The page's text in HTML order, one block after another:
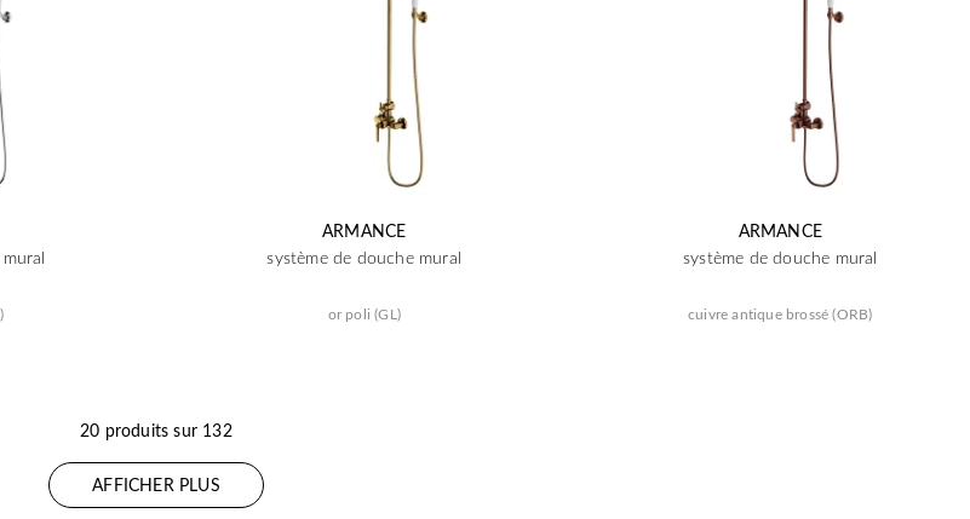
ARMANCE
système de douche mural
or poli (GL)
ARMANCE
système de douche mural
cuivre antique brossé (ORB)
20 produits sur 132
AFFICHER PLUS